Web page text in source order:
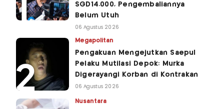
SGD14.000, Pengembaliannya
Belum Utuh
06 Agustus 2026
Megapolitan
Pengakuan Mengejutkan Saepul
Pelaku Mutilasi Depok: Murka
Digerayangi Korban di Kontrakan
06 Agustus 2026
Nusantara